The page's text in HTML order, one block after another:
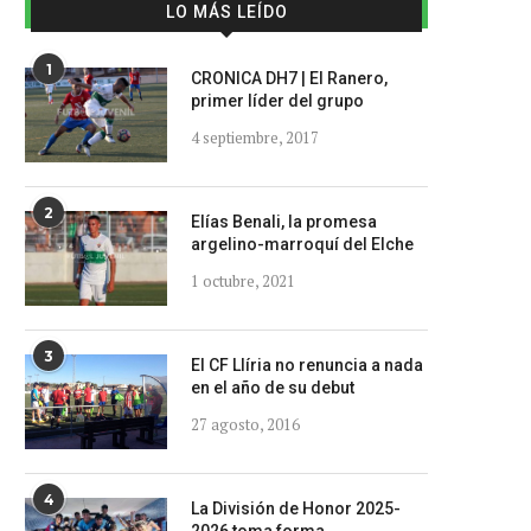
LO MÁS LEÍDO
1
CRONICA DH7 | El Ranero,
primer líder del grupo
4 septiembre, 2017
2
Elías Benali, la promesa
argelino-marroquí del Elche
1 octubre, 2021
3
El CF Llíria no renuncia a nada
en el año de su debut
27 agosto, 2016
4
La División de Honor 2025-